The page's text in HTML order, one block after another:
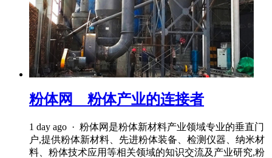
粉体网__粉体产业的连接者
1 day ago · 粉体网是粉体新材料产业领域专业的垂直门
户,提供粉体新材料、先进粉体装备、检测仪器、纳米材
料、粉体技术应用等相关领域的知识交流及产业研究,粉